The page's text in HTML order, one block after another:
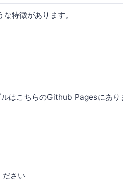
特徴があります。
はこちらのGithub Pagesにあり
さい